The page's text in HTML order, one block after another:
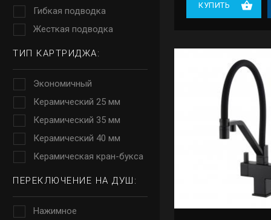
Гибкая подводка
Жесткая подводка
ТИП КАРТРИДЖА:
Экономичный
Керамический 25 мм
Керамический 35 мм
Керамический 40 мм
Керамическая кран-букса
ПЕРЕКЛЮЧЕНИЕ НА ДУШ:
Нажимное
КУПИТЬ